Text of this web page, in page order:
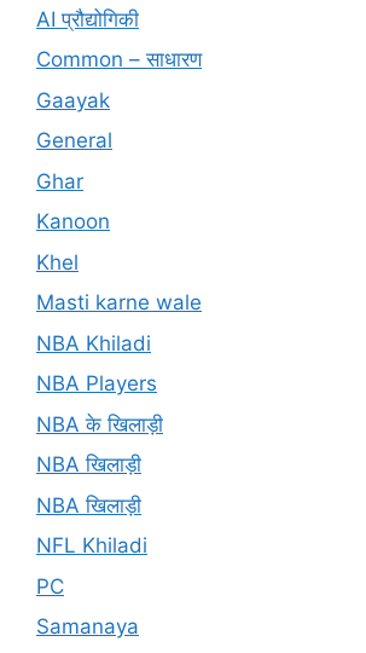
AI प्रौद्योगिकी
Common – साधारण
Gaayak
General
Ghar
Kanoon
Khel
Masti karne wale
NBA Khiladi
NBA Players
NBA के खिलाड़ी
NBA खिलाड़ी
NBA खिलाड़ी
NFL Khiladi
PC
Samanaya